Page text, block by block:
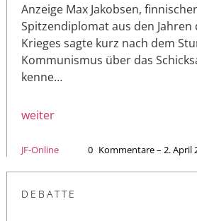
Anzeige Max Jakobsen, finnischer
Spitzendiplomat aus den Jahren
Krieges sagte kurz nach dem
Kommunismus über das
kenne…
weiter
JF-Online 0 Kommentare – 2. April
DEBATTE